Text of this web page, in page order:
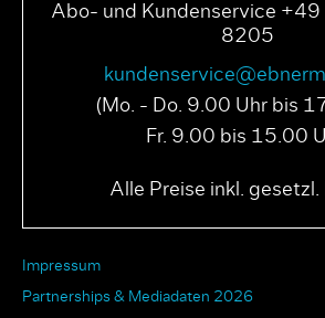
Abo- und Kundenservice
8205
(Mo. - Do. 9.00 Uhr bis
Fr. 9.00 bis 15.00
Alle Preise inkl. gesetzl.
Impressum
Partnerships & Mediadaten 2026